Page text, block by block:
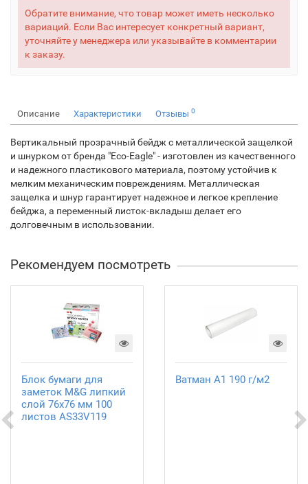
Обратите внимание, что товар может иметь несколько
вариаций. Если Вас интересует конкретный вариант,
уточняйте у менеджера или указывайте в комментарии
к заказу.
Описание Характеристики Отзывы 0
Вертикальный прозрачный бейдж с металлической защелкой
и шнурком от бренда "Eco-Eagle" - изготовлен из качественного
и надежного пластикового материала, поэтому устойчив к
мелким механическим повреждениям. Металлическая
защелка и шнур гарантирует надежное и легкое крепление
бейджа, а переменный листок-вкладыш делает его
долговечным в использовании.
Рекомендуем посмотреть
Блок бумаги для
заметок M&G липкий
слой 76х76 мм 100
листов AS33V119
Ватман А1 190 г/м2